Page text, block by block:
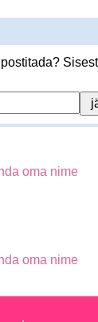
oma nime
oma nime